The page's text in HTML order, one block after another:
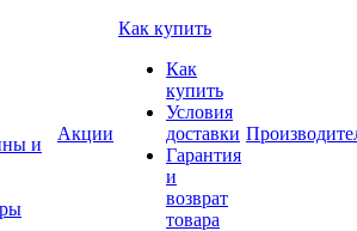
и
Акции
Как купить
Как
купить
Условия
доставки
Гарантия
и
возврат
товара